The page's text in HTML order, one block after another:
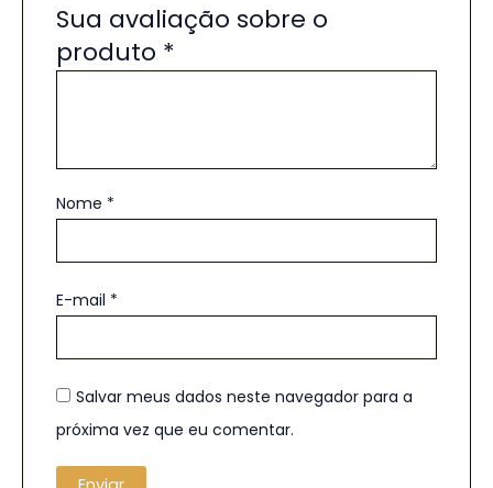
Sua avaliação sobre o
produto *
Nome *
E-mail *
Salvar meus dados neste navegador para a
próxima vez que eu comentar.